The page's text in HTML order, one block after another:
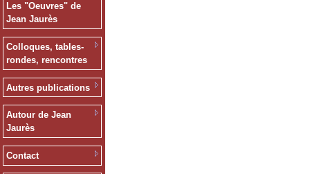
Les "Oeuvres" de
Jean Jaurès
Colloques, tables-
rondes, rencontres
Autres publications
Autour de Jean
Jaurès
Contact